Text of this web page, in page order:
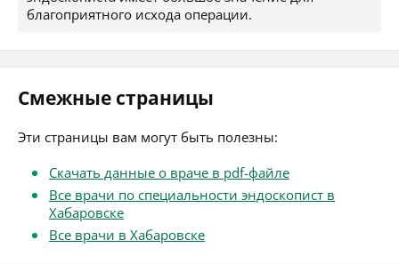
благоприятного исхода операции.
Смежные страницы
Эти страницы вам могут быть полезны:
Скачать данные о враче в pdf-файле
Все врачи по специальности эндоскопист в
Хабаровске
Все врачи в Хабаровске